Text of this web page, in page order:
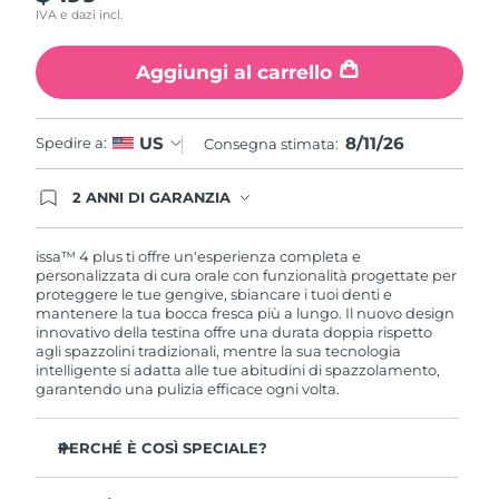
IVA e dazi incl.
Aggiungi al carrello
Spedire a: US Consegna stimata: 8/11/26
2 ANNI DI GARANZIA
che, in caso di difetti nei primi 2 anni dalla data di
acquisto, FOREO sostituirà il tuo prodotto
gratuitamente.
issa™ 4 plus ti offre un'esperienza completa e
personalizzata di cura orale con funzionalità progettate per
proteggere le tue gengive, sbiancare i tuoi denti e
mantenere la tua bocca fresca più a lungo. Il nuovo design
innovativo della testina offre una durata doppia rispetto
agli spazzolini tradizionali, mentre la sua tecnologia
intelligente si adatta alle tue abitudini di spazzolamento,
garantendo una pulizia efficace ogni volta.
PERCHÉ È COSÌ SPECIALE?